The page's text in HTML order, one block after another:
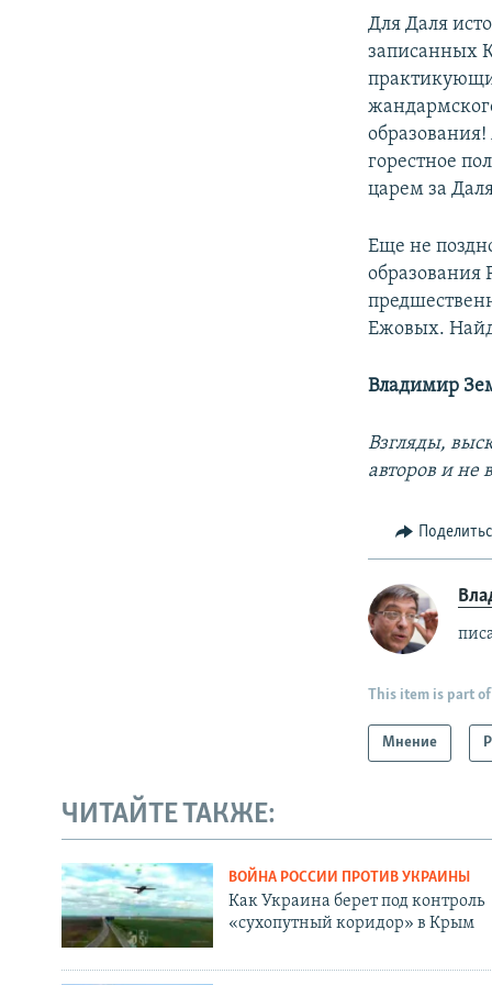
Для Даля
записанных
горестное
царем за
Еще не
образования
Ежовых.
Владимир
Взгляды,
авторов и не
This item is part of
Мнение
ЧИТАЙТЕ ТАКЖЕ:
ВОЙНА РОССИИ ПРОТИВ УКРАИНЫ
Как Украина берет под контроль
«сухопутный коридор» в Крым